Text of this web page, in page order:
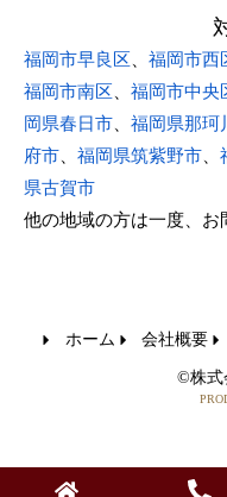
福岡市早良区 福岡市西
福岡市南区
福岡市中央
岡県春日市
福岡県那珂
府市
福岡県筑紫野市
県古賀市
他の地域の方は一度、お
ホーム 会社概要
©株式